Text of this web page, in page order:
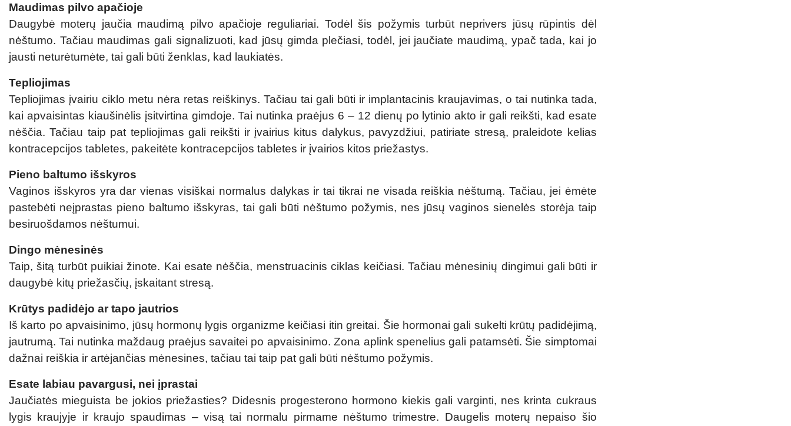
Maudimas pilvo apačioje
Daugybė moterų jaučia maudimą pilvo apačioje reguliariai. Todėl šis požymis turbūt neprivers jūsų rūpintis dėl
nėštumo. Tačiau maudimas gali signalizuoti, kad jūsų gimda plečiasi, todėl, jei jaučiate maudimą, ypač tada, kai jo
jausti neturėtumėte, tai gali būti ženklas, kad laukiatės.
Tepliojimas
Tepliojimas įvairiu ciklo metu nėra retas reiškinys. Tačiau tai gali būti ir implantacinis kraujavimas, o tai nutinka tada,
kai apvaisintas kiaušinėlis įsitvirtina gimdoje. Tai nutinka praėjus 6 – 12 dienų po lytinio akto ir gali reikšti, kad esate
nėščia. Tačiau taip pat tepliojimas gali reikšti ir įvairius kitus dalykus, pavyzdžiui, patiriate stresą, praleidote kelias
kontracepcijos tabletes, pakeitėte kontracepcijos tabletes ir įvairios kitos priežastys.
Pieno baltumo išskyros
Vaginos išskyros yra dar vienas visiškai normalus dalykas ir tai tikrai ne visada reiškia nėštumą. Tačiau, jei ėmėte
pastebėti neįprastas pieno baltumo išskyras, tai gali būti nėštumo požymis, nes jūsų vaginos sienelės storėja taip
besiruošdamos nėštumui.
Dingo mėnesinės
Taip, šitą turbūt puikiai žinote. Kai esate nėščia, menstruacinis ciklas keičiasi. Tačiau mėnesinių dingimui gali būti ir
daugybė kitų priežasčių, įskaitant stresą.
Krūtys padidėjo ar tapo jautrios
Iš karto po apvaisinimo, jūsų hormonų lygis organizme keičiasi itin greitai. Šie hormonai gali sukelti krūtų padidėjimą,
jautrumą. Tai nutinka maždaug praėjus savaitei po apvaisinimo. Zona aplink spenelius gali patamsėti. Šie simptomai
dažnai reiškia ir artėjančias mėnesines, tačiau tai taip pat gali būti nėštumo požymis.
Esate labiau pavargusi, nei įprastai
Jaučiatės mieguista be jokios priežasties? Didesnis progesterono hormono kiekis gali varginti, nes krinta cukraus
lygis kraujyje ir kraujo spaudimas – visą tai normalu pirmame nėštumo trimestre. Daugelis moterų nepaiso šio